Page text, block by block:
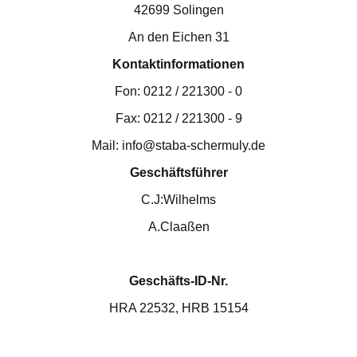
42699 Solingen
An den Eichen 31
Kontaktinformationen
Fon: 0212 / 221300 - 0
Fax: 0212 / 221300 - 9
Mail: info@staba-schermuly.de
Geschäftsführer
C.J:Wilhelms
A.Claaßen
Geschäfts-ID-Nr.
HRA 22532, HRB 15154